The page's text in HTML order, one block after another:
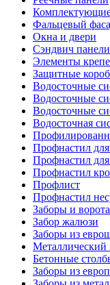
Фальцевый
Окна и двери
Сэндвич панели
Элементы
Защитные
Водосточные
Водосточные
Водосточные
Водосточная
Профнастил
Профнастил для
Профнастил
Профлист
Профнастил
Заборы и ворота
Забор жалюзи
Заборы из
Металлический
Бетонные
Заборы из